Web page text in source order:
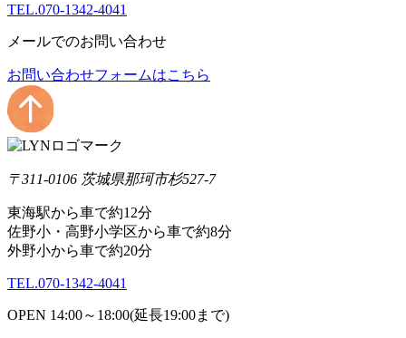
TEL.070-1342-4041
メールでのお問い合わせ
お問い合わせフォームはこちら
〒311-0106 茨城県那珂市杉527-7
東海駅から車で約12分
佐野小・高野小学区から車で約8分
外野小から車で約20分
TEL.070-1342-4041
OPEN 14:00～18:00(延長19:00まで)